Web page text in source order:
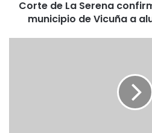
Vicuña
Corte de La Serena
municipio de Vicuña a